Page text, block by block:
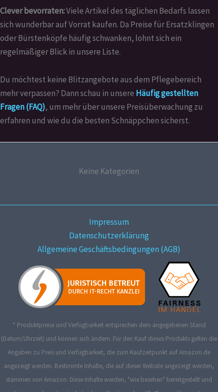
Clever bevorraten:Viele Artikel des täglichen Bedarfs lassen
sich wunderbar auf Vorrat kaufen. Da Preise für Ersatzklingen
oder Bürstenköpfe häufig schwanken, lohnt sich ein
regelmäßiger Blick in unsere Liste.
Du möchtest keine Blitzangebote aus dem Pflegebereich
mehr verpassen? Dann schau in unsere Häufig gestellten
Fragen (FAQ), um mehr über unsere Preisüberwachung zu
erfahren und wie du die besten Schnäppchen sicherst.
Keine Kategorien
Impressum
Datenschutzerklärung
Allgemeine Geschäftsbedingungen (AGB)
* Produktpreise und Verfügbarkeit entsprechen dem angegebenen Stand
(Datum/Uhrzeit) und können sich ändern. Für den Kauf dieses Produkts gelten die
Angaben zu Preis und Verfügbarkeit, die zum Kaufzeitpunkt auf Amazon.de
angezeigt werden. Bestimmte Inhalte, die auf dieser Website angezeigt werden,
stammen von Amazon. Diese Inhalte werden, "wie besehen" bereitgestellt und